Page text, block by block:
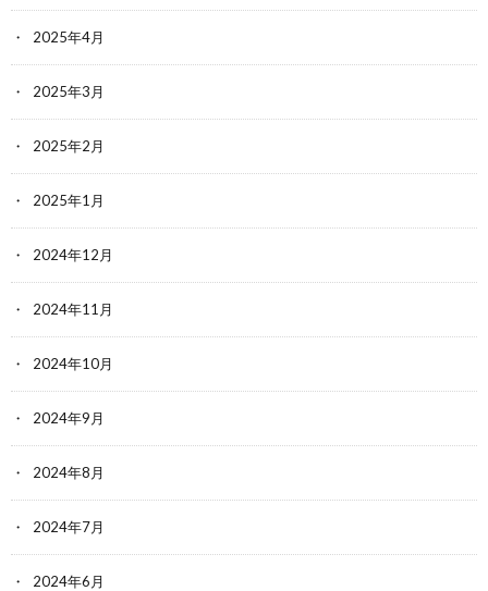
2025年4月
2025年3月
2025年2月
2025年1月
2024年12月
2024年11月
2024年10月
2024年9月
2024年8月
2024年7月
2024年6月